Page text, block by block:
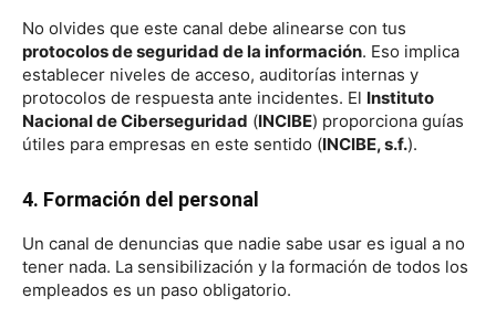
No olvides que este canal debe alinearse con tus
protocolos de seguridad de la información. Eso implica
establecer niveles de acceso, auditorías internas y
protocolos de respuesta ante incidentes. El Instituto
Nacional de Ciberseguridad (INCIBE) proporciona guías
útiles para empresas en este sentido (INCIBE, s.f.).
4. Formación del personal
Un canal de denuncias que nadie sabe usar es igual a no
tener nada. La sensibilización y la formación de todos los
empleados es un paso obligatorio.